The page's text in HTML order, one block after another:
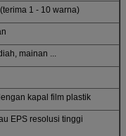
1 - 10 warna)
mainan ...
kapal film plastik
EPS resolusi tinggi